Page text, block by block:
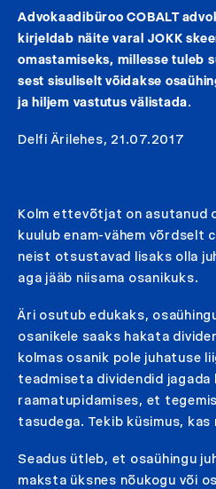
Advokaadibüroo COBALT
kirjeldab näite varal JOKK
omastamiseks, millesse tuleb
sest sisuliselt võidakse
ja hiljem vastutus välistada.
Delfi Ärilehes, 21.07.2017
Kolm ettevõtjat on asutanud
kuulub enam-vähem võrdselt
neist otsustavad lisaks olla
aga jääb niisama osanikuks.
Äri osutub edukaks,
osanikele saaks hakata
kolmas osanik pole juhatuse
teadmiseta dividendid jagada
raamatupidamises, et
tasudega. Tekib küsimus, kas
Seadus ütleb, et osaühingu
maksta üksnes nõukogu või